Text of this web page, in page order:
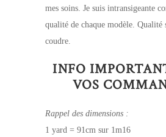
mes soins. Je suis intransigeante
qualité de chaque modèle. Qualité
coudre.
INFO
VOS
Rappel des dimensions :
1 yard = 91cm sur 1m16